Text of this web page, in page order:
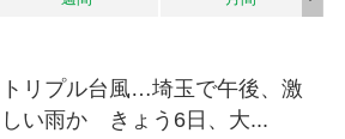
トリプル台風…埼玉で午後、激
しい雨か きょう6日、大...